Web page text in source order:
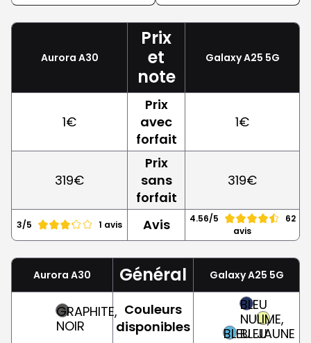
Aurora A30
Prix
et
note
Galaxy A25 5G
1€
Prix
avec
forfait
1€
319€
Prix
sans
forfait
319€
3/5 1 avis Avis 4.56/5
62
avis
Aurora A30 Général Galaxy A25 5G
GRAPHITE,
NOIR
Couleurs
disponibles
BLEU
BLEU
NUIT,
BLEU
LIME,
JAUNE